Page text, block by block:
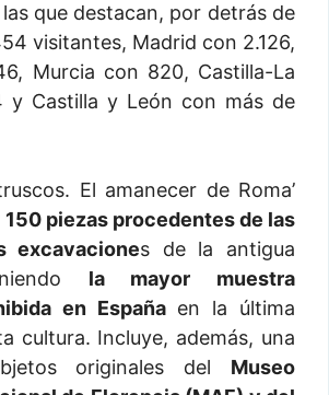
que destacan, por detrás de
visitantes, Madrid con 2.126,
Murcia con 820, Castilla-La
y Castilla y León con más de
El amanecer de Roma’
150 piezas procedentes de las
excavaciones de la antigua
la mayor muestra
en Españaen la última
cultura. Incluye, además, una
originales del Museo